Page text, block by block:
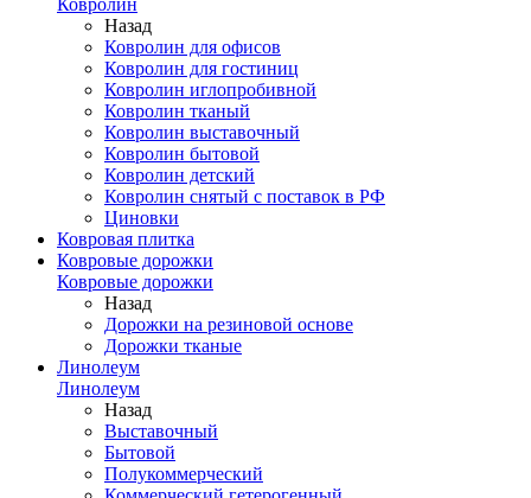
Ковролин
Назад
Ковролин для офисов
Ковролин для гостиниц
Ковролин иглопробивной
Ковролин тканый
Ковролин выставочный
Ковролин бытовой
Ковролин детский
Ковролин снятый с поставок в РФ
Циновки
Ковровая плитка
Ковровые дорожки
Ковровые дорожки
Назад
Дорожки на резиновой основе
Дорожки тканые
Линолеум
Линолеум
Назад
Выставочный
Бытовой
Полукоммерческий